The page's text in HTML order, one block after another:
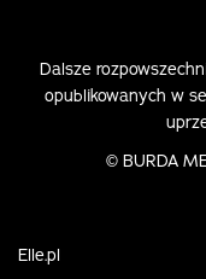
Dalsze
opublikowanych w
© BURDA
Elle.pl